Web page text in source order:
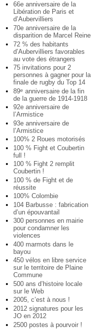
66e anniversaire de la
Libération de Paris et
d’Aubervilliers
70e anniversaire de la
disparition de Marcel Reine
72 % des habitants
d’Aubervilliers favorables
au vote des étrangers
75 invitations pour 2
personnes à gagner pour la
finale de rugby du Top 14
89e anniversaire de la fin
de la guerre de 1914-1918
92e anniversaire de
l’Armistice
93e anniversaire de
l’Armistice
100% 2 Roues motorisés
100 % Fight et Coubertin
full !
100 % Fight 2 remplit
Coubertin !
100 % de Fight et de
réussite
100% Colombie
104 Barbusse : fabrication
d’un épouvantail
300 personnes en mairie
pour condamner les
violences
400 marmots dans le
bayou
450 vélos en libre service
sur le territoire de Plaine
Commune
500 ans d’histoire locale
sur le Web
2005, c’est à nous !
2012 signatures pour les
JO en 2012
2500 postes à pourvoir !